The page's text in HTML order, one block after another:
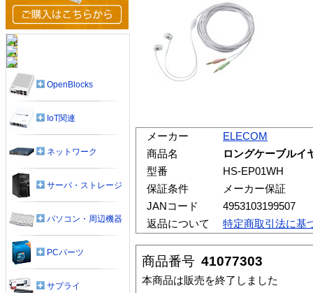
メーカー
ELECOM
商品名
ロングケーブルイ
型番
HS-EP01WH
保証条件
メーカー保証
JANコード
4953103199507
返品について
特定商取引法に基
商品番号 41077303
本商品は販売を終了しました
OpenBlocks
IoT関連
ネットワーク
サーバ・ストレージ
パソコン・周辺機器
PCパーツ
サプライ